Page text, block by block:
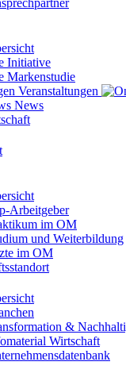
Initiative
Markenstudie
Veranstaltungen
News
Arbeitgeber
im OM
und Weiterbildung
im OM
&
Wirtschaft